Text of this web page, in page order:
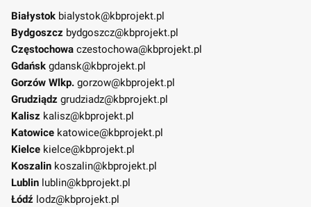
Białystok bialystok@kbprojekt.pl
Bydgoszcz bydgoszcz@kbprojekt.pl
Częstochowa czestochowa@kbprojekt.pl
Gdańsk gdansk@kbprojekt.pl
Gorzów Wlkp. gorzow@kbprojekt.pl
Grudziądz grudziadz@kbprojekt.pl
Kalisz kalisz@kbprojekt.pl
Katowice katowice@kbprojekt.pl
Kielce kielce@kbprojekt.pl
Koszalin koszalin@kbprojekt.pl
Lublin lublin@kbprojekt.pl
Łódź lodz@kbprojekt.pl